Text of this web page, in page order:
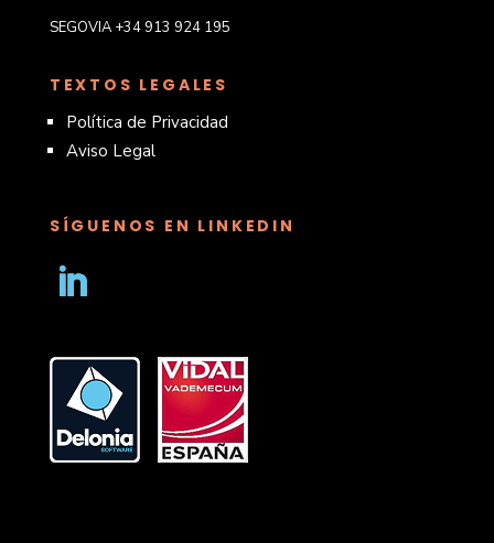
SEGOVIA +34 913 924 195
TEXTOS LEGALES
Política de Privacidad
Aviso Legal
SÍGUENOS EN LINKEDIN